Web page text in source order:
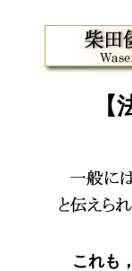
これも